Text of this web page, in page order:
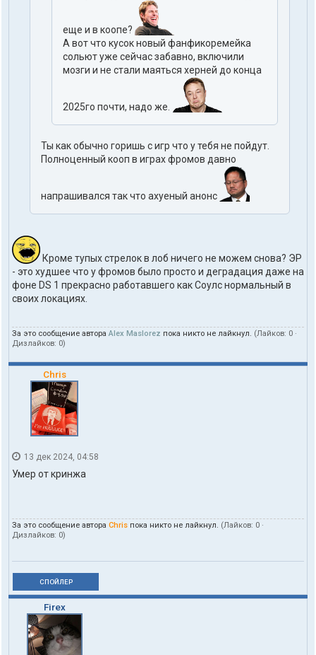
еще и в коопе?
А вот что кусок новый фанфикоремейка
сольют уже сейчас забавно, включили
мозги и не стали маяться херней до конца
2025го почти, надо же.
Ты как обычно горишь с игр что у тебя не пойдут.
Полноценный кооп в играх фромов давно
напрашивался так что ахуеный анонс
Кроме тупых стрелок в лоб ничего не можем снова? ЭР
- это худшее что у фромов было просто и деградация даже на
фоне DS 1 прекрасно работавшего как Соулс нормальный в
своих локациях.
За это сообщение автора Alex Maslorez пока никто не лайкнул. (Лайков: 0 ·
Дизлайков: 0)
Chris
13 дек 2024, 04:58
Умер от кринжа
За это сообщение автора Chris пока никто не лайкнул. (Лайков: 0 ·
Дизлайков: 0)
СПОЙЛЕР
Firex